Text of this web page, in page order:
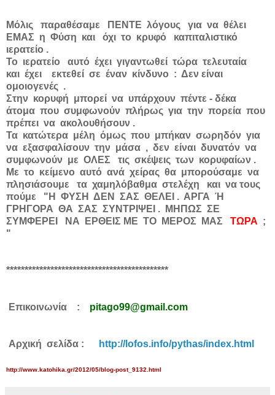
Μόλις παραθέσαμε ΠΕΝΤΕ λόγους για να θέλει
ΕΜΑΣ η Φύση και όχι το κρυφό καπιταλιστικό
ιερατείο .
Το ιερατείο αυτό έχει γιγαντωθεί τώρα τελευταία
και έχει εκτεθεί σε έναν κίνδυνο : Δεν είναι
ομοιογενές .
Στην κορυφή μπορεί να υπάρχουν πέντε - δέκα
άτομα που συμφωνούν πλήρως για την πορεία που
πρέπει να ακολουθήσουν .
Τα κατώτερα μέλη όμως που μπήκαν σωρηδόν για
να εξασφαλίσουν την μάσα , δεν είναι δυνατόν να
συμφωνούν με ΟΛΕΣ τις σκέψεις των κορυφαίων .
Με το κείμενο αυτό ανά χείρας θα μπορούσαμε να
πλησιάσουμε τα χαμηλόβαθμα στελέχη και να τους
πούμε
"Η ΦΥΣΗ ΔΕΝ ΣΑΣ ΘΕΛΕΙ . ΑΡΓΑ Ή
ΓΡΗΓΟΡΑ ΘΑ ΣΑΣ ΣΥΝΤΡΙΨΕΙ . ΜΗΠΩΣ ΣΕ
ΣΥΜΦΕΡΕΙ ΝΑ ΕΡΘΕΙΣ ΜΕ ΤΟ ΜΕΡΟΣ ΜΑΣ ΤΩΡΑ ;
"
********************************************
Επικοινωνία : pitago99@gmail.com
Αρχική σελίδα : http://lofos.info/pythas/index.html
http://www.katohika.gr/2012/05/blog-post_9132.html